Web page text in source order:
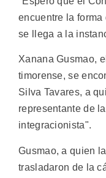
encuentre la
se llega a la
Xanana Gusmao,
timorense, se
Silva Tavares, a
representante de
integracionista".
Gusmao, a quien
trasladaron de la